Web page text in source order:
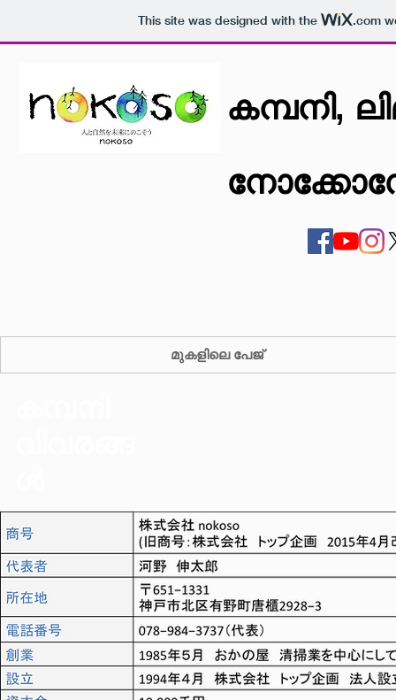
This site was designed with the .com
കമ്പനി,
മുകളിലെ പേജ്